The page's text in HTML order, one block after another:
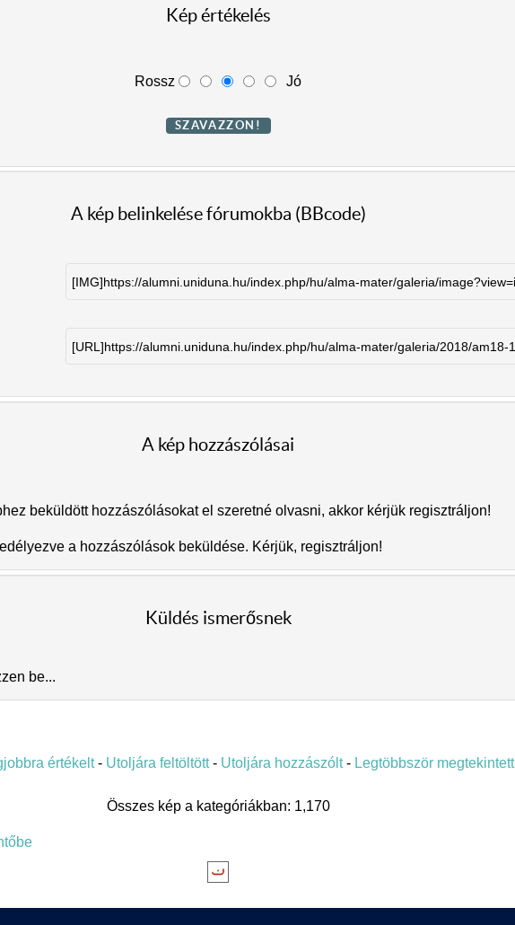
Kép értékelés
Rossz Jó
A kép belinkelése fórumokba (BBcode)
A kép hozzászólásai
beküldött hozzászólásokat el szeretné olvasni, akkor kérjük regisztráljon!
a hozzászólások beküldése. Kérjük, regisztráljon!
Küldés ismerősnek
be...
értékelt- Utoljára feltöltött- Utoljára hozzászólt- Legtöbbször megtekintett
Összes kép a kategóriákban: 1,170